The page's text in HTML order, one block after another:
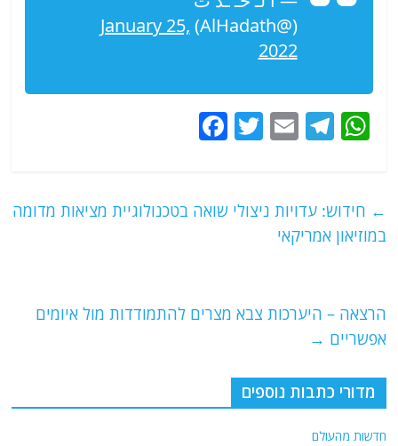
(@AlHadath)
January 25,
2022
W
s
A
T
g
ra
E
l
T
er
e
k
← חידוש: עדויות ניצולי שואה בטכנולוגיית מציאות מדומה
במוזיאון אמריקאי
הרצאה – היערכות צבא מצרים להתמודדות מול איומים
אפשריים →
מדורי כתבות נוספים
חדשות מהעולם